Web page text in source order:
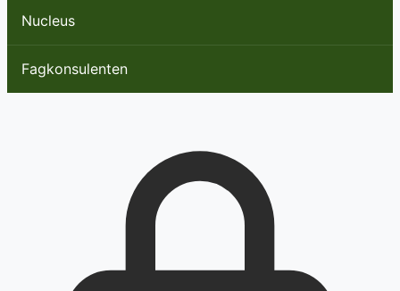
Nucleus
Fagkonsulenten